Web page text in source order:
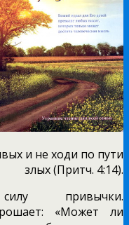
и не ходи по пути
злых (Притч. 4:14).
привычки.
«Может ли